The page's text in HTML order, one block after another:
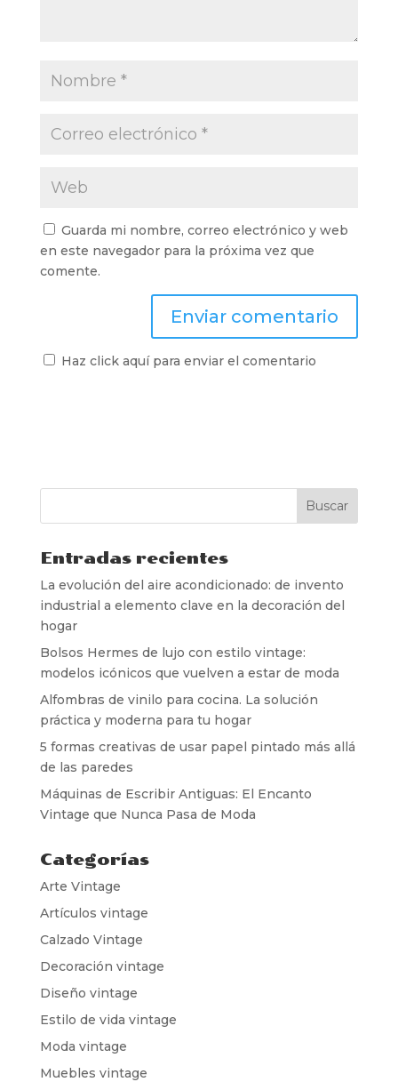
Guarda mi nombre, correo electrónico y web
en este navegador para la próxima vez que
comente.
Haz click aquí para enviar el comentario
Entradas recientes
La evolución del aire acondicionado: de invento
industrial a elemento clave en la decoración del
hogar
Bolsos Hermes de lujo con estilo vintage:
modelos icónicos que vuelven a estar de moda
Alfombras de vinilo para cocina. La solución
práctica y moderna para tu hogar
5 formas creativas de usar papel pintado más allá
de las paredes
Máquinas de Escribir Antiguas: El Encanto
Vintage que Nunca Pasa de Moda
Categorías
Arte Vintage
Artículos vintage
Calzado Vintage
Decoración vintage
Diseño vintage
Estilo de vida vintage
Moda vintage
Muebles vintage